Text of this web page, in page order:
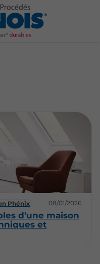
Phénix 08/01/2026
d'une maison
et